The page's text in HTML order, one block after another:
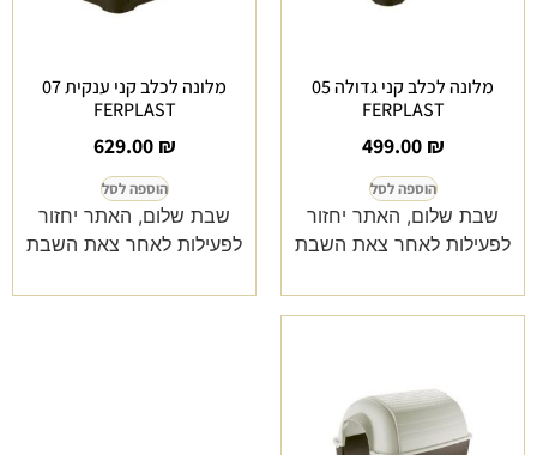
מלונה לכלב קני גדולה 05
FERPLAST
499.00 ₪
הוספה לסל
שבת שלום, האתר יחזור
לפעילות לאחר צאת השבת
מלונה לכלב קני ענקית 07
FERPLAST
629.00 ₪
הוספה לסל
שבת שלום, האתר יחזור
לפעילות לאחר צאת השבת